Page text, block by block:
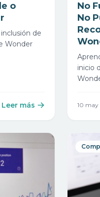
o
de
Wonder
Leer más
No
No
inicio
10 may